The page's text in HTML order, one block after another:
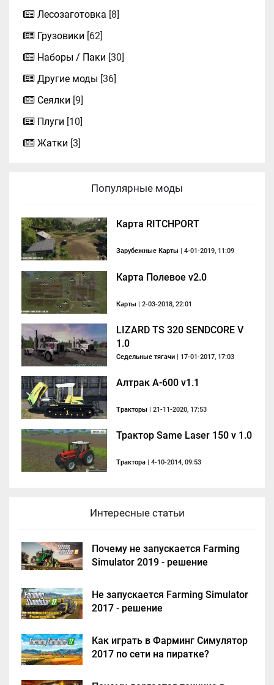
Лесозаготовка [8]
Грузовики [62]
Наборы / Паки [30]
Другие моды [36]
Сеялки [9]
Плуги [10]
Жатки [3]
Популярные моды
Карта RITCHPORT
Зарубежные Карты | 4-01-2019, 11:09
Карта Полевое v2.0
Карты | 2-03-2018, 22:01
LIZARD TS 320 SENDCORE V
1.0
Седельные тягачи | 17-01-2017, 17:03
Алтрак А-600 v1.1
Тракторы | 21-11-2020, 17:53
Трактор Same Laser 150 v 1.0
Трактора | 4-10-2014, 09:53
Интересные статьи
Почему не запускается Farming
Simulator 2019 - решение
Не запускается Farming Simulator
2017 - решение
Как играть в Фарминг Симулятор
2017 по сети на пиратке?